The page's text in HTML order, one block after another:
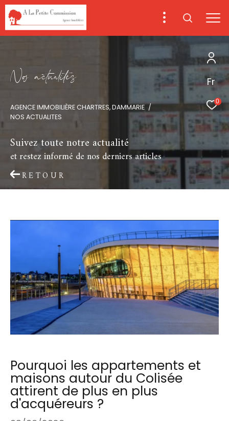
Fr
0
No actuaiés
AGENCE IMMOBILIÈRE CHARTRES, DAMMARIE
NOS ACTUALITES
Suivez toute notre actualité
et restez informé de nos derniers articles
RETOUR
Pourquoi les appartements et
maisons autour du Colisée
attirent de plus en plus
d'acquéreurs ?